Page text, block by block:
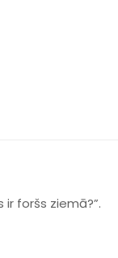
ir foršs ziemā?”.